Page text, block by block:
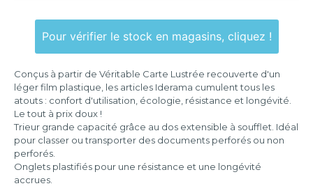
compartiments
Pour vérifier le stock en magasins, cliquez !
Conçus à partir de Véritable Carte Lustrée recouverte d'un
léger film plastique, les articles Iderama cumulent tous les
atouts : confort d'utilisation, écologie, résistance et longévité.
Le tout à prix doux !
Trieur grande capacité grâce au dos extensible à soufflet. Idéal
pour classer ou transporter des documents perforés ou non
perforés.
Onglets plastifiés pour une résistance et une longévité
accrues.